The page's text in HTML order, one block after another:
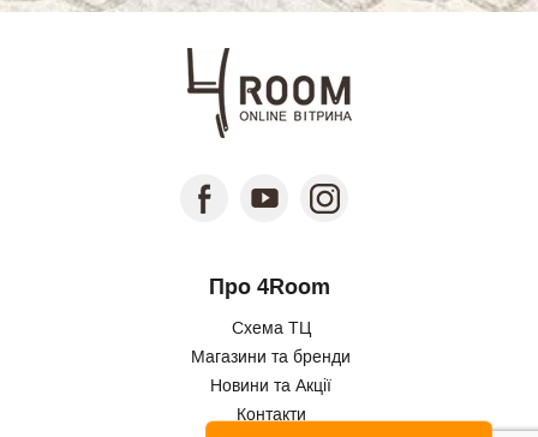
Про 4Room
Схема ТЦ
Магазини та бренди
Новини та Акції
Контакти